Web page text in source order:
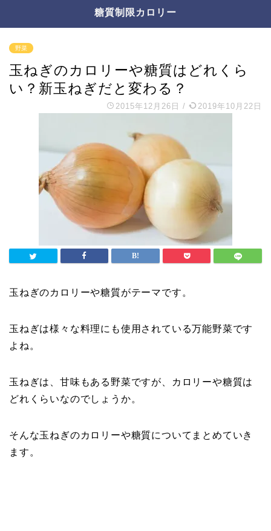
糖質制限カロリー
野菜
玉ねぎのカロリーや糖質はどれくら
い？新玉ねぎだと変わる？
2015年12月26日 / 2019年10月22日
玉ねぎのカロリーや糖質がテーマです。
玉ねぎは様々な料理にも使用されている万能野菜です
よね。
玉ねぎは、甘味もある野菜ですが、カロリーや糖質は
どれくらいなのでしょうか。
そんな玉ねぎのカロリーや糖質についてまとめていき
ます。